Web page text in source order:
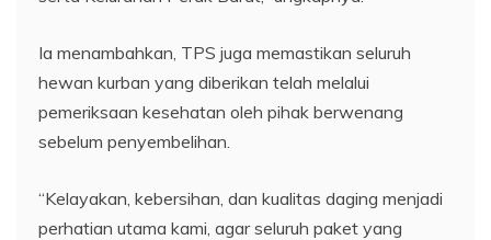
Ia menambahkan, TPS juga memastikan seluruh
hewan kurban yang diberikan telah melalui
pemeriksaan kesehatan oleh pihak berwenang
sebelum penyembelihan.
“Kelayakan, kebersihan, dan kualitas daging menjadi
perhatian utama kami, agar seluruh paket yang